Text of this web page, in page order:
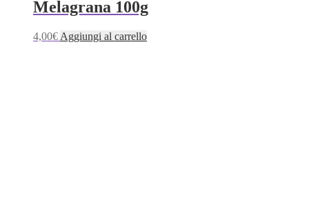
Melagrana 100g
4,00€ Aggiungi al carrello